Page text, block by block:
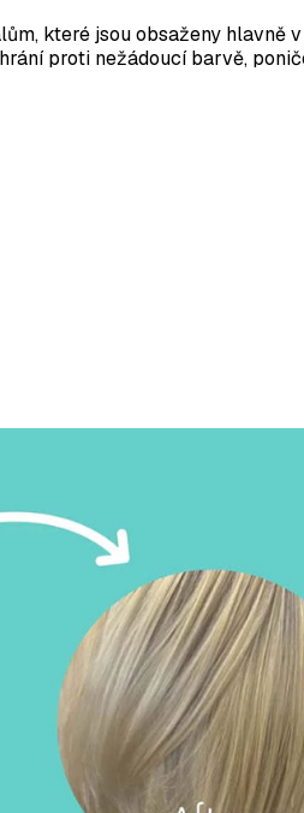
které jsou obsaženy hlavně
proti nežádoucí barvě,